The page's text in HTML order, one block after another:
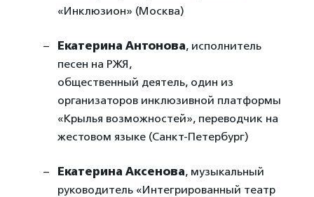
«Инклюзион» (Москва)
Екатерина Антонова, исполнитель
песен на РЖЯ,
общественный деятель, один из
организаторов инклюзивной платформы
«Крылья возможностей», переводчик на
жестовом языке (Санкт-Петербург)
Екатерина Аксенова, музыкальный
руководитель «Интегрированный театр